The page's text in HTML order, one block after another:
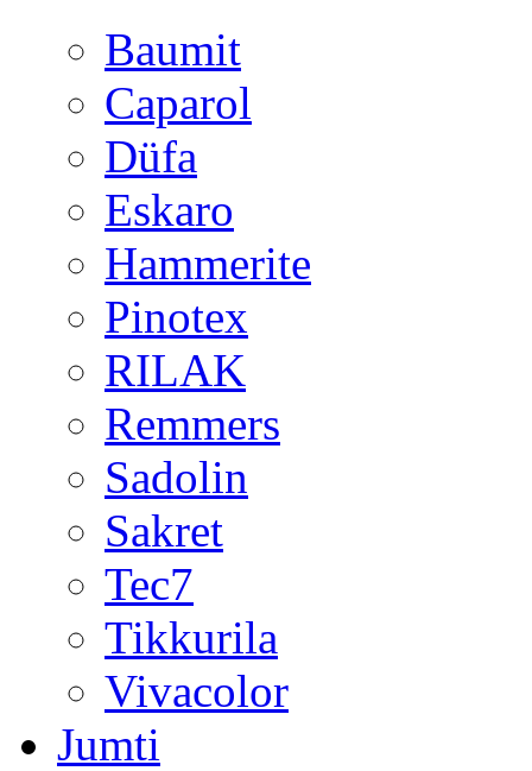
Baumit
Caparol
Düfa
Eskaro
Hammerite
Pinotex
RILAK
Remmers
Sadolin
Sakret
Tec7
Tikkurila
Vivacolor
Jumti